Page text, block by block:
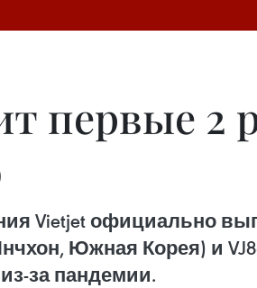
первые 2
Vietjet официально
Южная Корея) и
за пандемии.